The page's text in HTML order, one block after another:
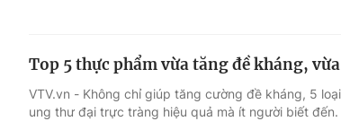
Top 5 thực phẩm vừa tăng đề kháng,
VTV.vn - Không chỉ giúp tăng cường đề kháng, 5
ung thư đại trực tràng hiệu quả mà ít người biết đến.